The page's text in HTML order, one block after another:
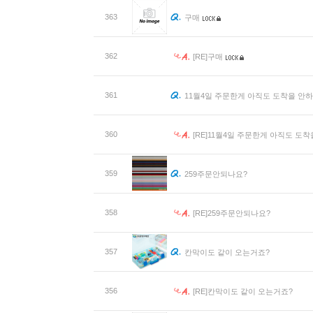
363 구매
362 [RE]구매
361 11월4일 주문한게 아직도 도착을 안
360 [RE]11월4일 주문한게 아직도 도착
359 259주문안되나요?
358 [RE]259주문안되나요?
357 칸막이도 같이 오는거죠?
356 [RE]칸막이도 같이 오는거죠?